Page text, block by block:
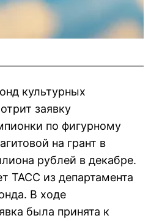
культурных
заявку
по фигурному
на грант в
рублей в декабре.
ТАСС из департамента
В ходе
была принята к